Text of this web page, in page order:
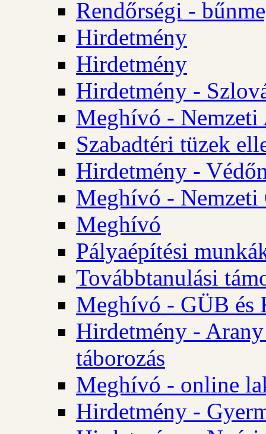
Rendőrségi -
Hirdetmény
Hirdetmény
Hirdetmény -
Meghívó - Nemzeti
Szabadtéri tüzek
Hirdetmény -
Meghívó - Nemzeti
Meghívó
Pályaépítési
Továbbtanulási
Meghívó - GÜB és
Hirdetmény - Arany
táborozás
Meghívó - online
Hirdetmény -